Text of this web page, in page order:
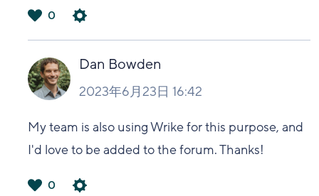
い
0
Dan Bowden
2023年6月23日 16:42
My team is also using Wrike for this purpose, and
I'd love to be added to the forum. Thanks!
0